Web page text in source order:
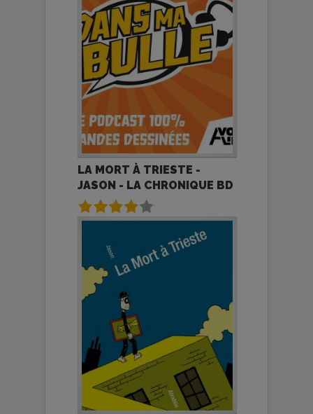
LA MORT À TRIESTE -
JASON - LA CHRONIQUE BD